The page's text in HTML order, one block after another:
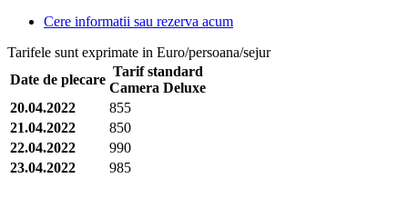
Cere informatii sau rezerva acum
Tarifele sunt exprimate in Euro/persoana/sejur
Date de plecare
Tarif standard
Camera Deluxe
20.04.2022
855
21.04.2022
850
22.04.2022
990
23.04.2022
985